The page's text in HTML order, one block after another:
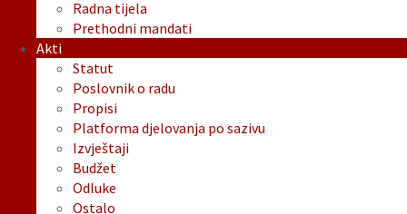
Radna tijela
Prethodni mandati
Akti
Statut
Poslovnik o radu
Propisi
Platforma djelovanja po sazivu
Izvještaji
Budžet
Odluke
Ostalo